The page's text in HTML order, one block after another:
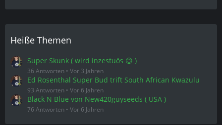
Heiße Themen
Super Skunk ( wird inzestuös 😉 )
36 Antworten Vor 3 Jahren
Ed Rosenthal Super Bud trift South African Kwazulu
93 Antworten Vor 6 Jahren
Black N Blue von New420guyseeds ( USA )
76 Antworten Vor 6 Jahren